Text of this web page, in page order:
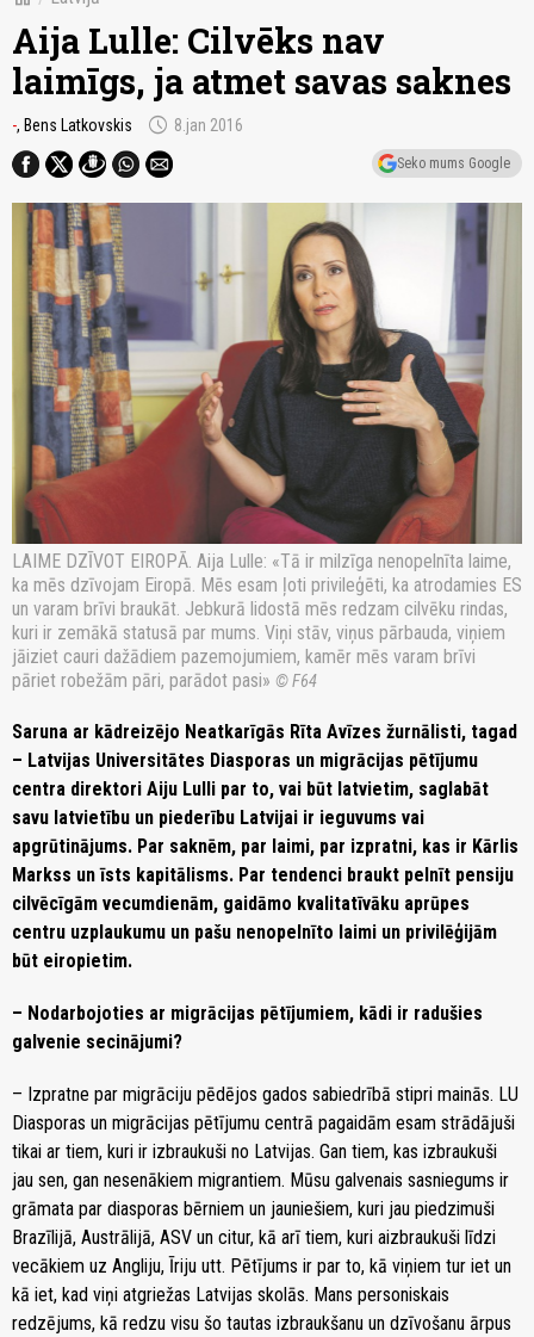
Aija Lulle: Cilvēks nav
laimīgs, ja atmet savas saknes
-, Bens Latkovskis schedule 8.jan 2016
Seko mums Google
LAIME DZĪVOT EIROPĀ. Aija Lulle: «Tā ir milzīga nenopelnīta laime,
ka mēs dzīvojam Eiropā. Mēs esam ļoti privileģēti, ka atrodamies ES
un varam brīvi braukāt. Jebkurā lidostā mēs redzam cilvēku rindas,
kuri ir zemākā statusā par mums. Viņi stāv, viņus pārbauda, viņiem
jāiziet cauri dažādiem pazemojumiem, kamēr mēs varam brīvi
pāriet robežām pāri, parādot pasi» © F64
Saruna ar kādreizējo Neatkarīgās Rīta Avīzes žurnālisti, tagad
– Latvijas Universitātes Diasporas un migrācijas pētījumu
centra direktori Aiju Lulli par to, vai būt latvietim, saglabāt
savu latvietību un piederību Latvijai ir ieguvums vai
apgrūtinājums. Par saknēm, par laimi, par izpratni, kas ir Kārlis
Markss un īsts kapitālisms. Par tendenci braukt pelnīt pensiju
cilvēcīgām vecumdienām, gaidāmo kvalitatīvāku aprūpes
centru uzplaukumu un pašu nenopelnīto laimi un privilēģijām
būt eiropietim.
– Nodarbojoties ar migrācijas pētījumiem, kādi ir radušies
galvenie secinājumi?
– Izpratne par migrāciju pēdējos gados sabiedrībā stipri mainās. LU
Diasporas un migrācijas pētījumu centrā pagaidām esam strādājuši
tikai ar tiem, kuri ir izbraukuši no Latvijas. Gan tiem, kas izbraukuši
jau sen, gan nesenākiem migrantiem. Mūsu galvenais sasniegums ir
grāmata par diasporas bērniem un jauniešiem, kuri jau piedzimuši
Brazīlijā, Austrālijā, ASV un citur, kā arī tiem, kuri aizbraukuši līdzi
vecākiem uz Angliju, Īriju utt. Pētījums ir par to, kā viņiem tur iet un
kā iet, kad viņi atgriežas Latvijas skolās. Mans personiskais
redzējums, kā redzu visu šo tautas izbraukšanu un dzīvošanu ārpus